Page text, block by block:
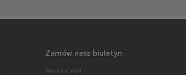
Zamów nasz biuletyn
Adres e-mail